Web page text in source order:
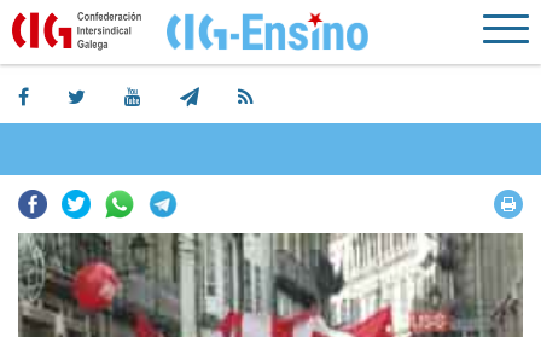
Facebook
TwitterWhatsapp